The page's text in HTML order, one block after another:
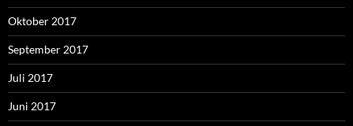
Oktober 2017
September 2017
Juli 2017
Juni 2017